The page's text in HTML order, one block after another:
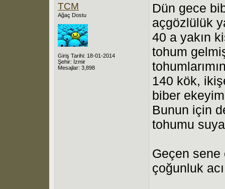
TCM
Ağaç Dostu
Giriş Tarihi: 18-01-2014
Şehir: İzmir
Mesajlar: 3,898
Dün gece
açgözlülük
40 a yakın
tohum
140 kök,
biber
Bunun için
tohumu
Geçen sene
çoğunluk